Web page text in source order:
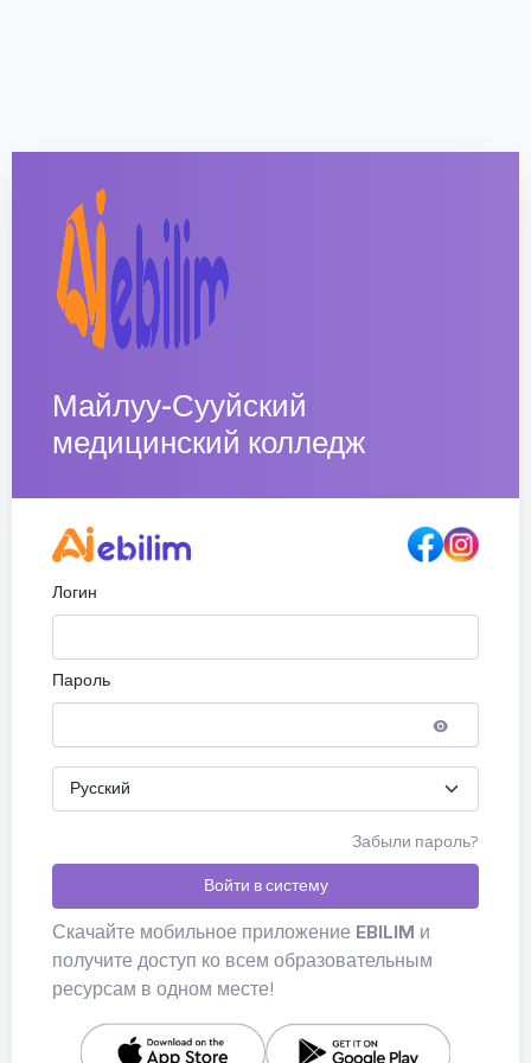
Майлуу-Сууйский
медицинский колледж
Логин
Пароль
Забыли пароль?
Войти в систему
Скачайте мобильное приложение EBILIM и
получите доступ ко всем образовательным
ресурсам в одном месте!